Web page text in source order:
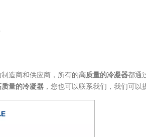
造商和供应商，所有的高质量的冷凝器都通
量的冷凝器 ，您也可以联系我们，我们可以